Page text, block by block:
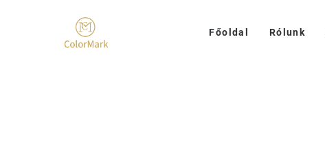
Főoldal Rólunk